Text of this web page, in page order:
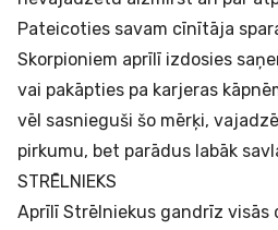
Pateicoties savam cīnītāja
Skorpioniem aprīlī izdosies
vai pakāpties pa karjeras
vēl sasnieguši šo mērķi,
pirkumu, bet parādus labāk
STRĒLNIEKS
Aprīlī Strēlniekus gandrīz visās